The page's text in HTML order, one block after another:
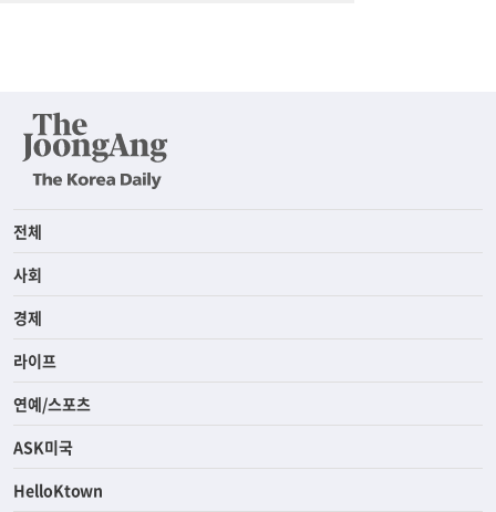
전체
사회
경제
라이프
연예/스포츠
ASK미국